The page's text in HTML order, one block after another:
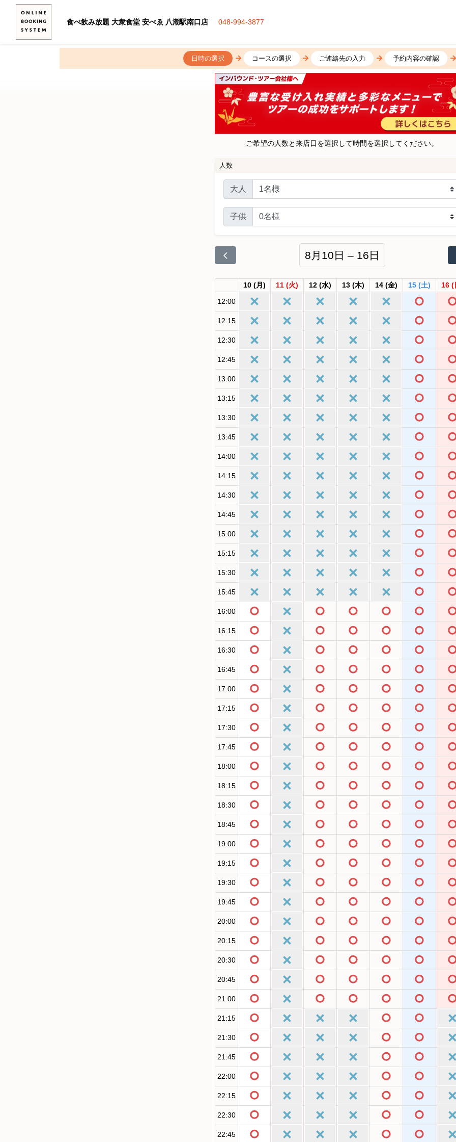
食べ飲み放題 大衆食堂 安べゑ 八潮駅南口店 048-994-3877
日時の選択 コースの選択 ご連絡先の入力 予約内容の確認
ご希望の人数と来店日を選択して時間を選択してください。
人数
大人
子供
8月10日 – 16日
10 (月) 11 (火) 12 (水) 13 (木) 14 (金) 15 (土) 16 (
12:00
12:15
12:30
12:45
13:00
13:15
13:30
13:45
14:00
14:15
14:30
14:45
15:00
15:15
15:30
15:45
16:00
16:15
16:30
16:45
17:00
17:15
17:30
17:45
18:00
18:15
18:30
18:45
19:00
19:15
19:30
19:45
20:00
20:15
20:30
20:45
21:00
21:15
21:30
21:45
22:00
22:15
22:30
22:45